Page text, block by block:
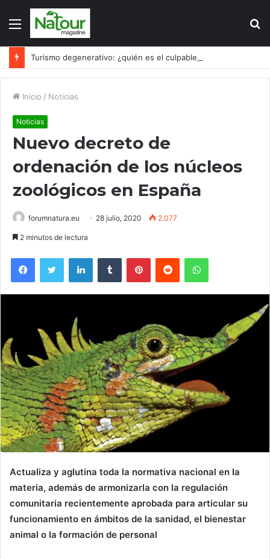
Menú
Inicio / Noticias
Noticias
Nuevo decreto de
ordenación de los núcleos
zoológicos en España
forumnatura.eu 28 julio, 2020 2.077
2 minutos de lectura
FacebookTwitter LinkedInTumblr PinterestReddit WhatsApp
Actualiza y aglutina toda la normativa nacional en la
materia, además de armonizarla con la regulación
comunitaria recientemente aprobada para articular su
funcionamiento en ámbitos de la sanidad, el bienestar
animal o la formación de personal